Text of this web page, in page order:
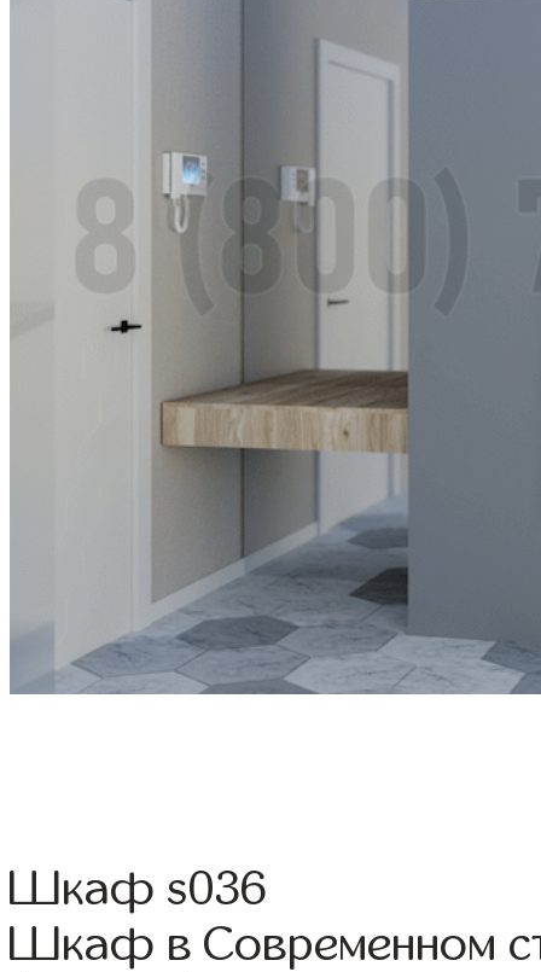
Шкаф s036
Шкаф в Современном